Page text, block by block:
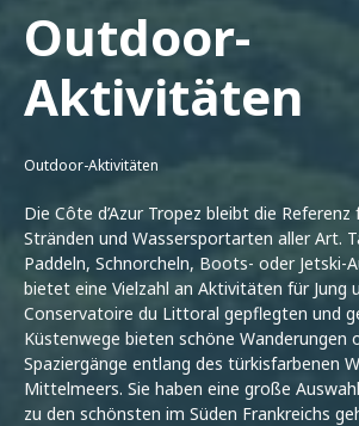
Outdoor-
Aktivitäten
Outdoor-Aktivitäten
Die Côte d’Azur Tropez bleibt die
Stränden und Wassersportarten aller Art.
Paddeln, Schnorcheln, Boots- oder Jetski-
bietet eine Vielzahl an Aktivitäten für Jung
Conservatoire du Littoral gepflegten und
Küstenwege bieten schöne Wanderungen
Spaziergänge entlang des türkisfarbenen
Mittelmeers. Sie haben eine große
zu den schönsten im Süden Frankreichs